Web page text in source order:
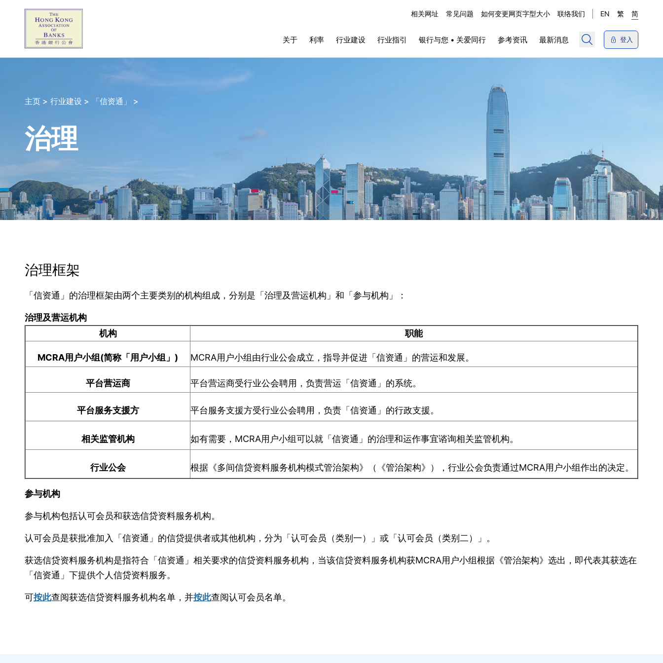
相关网址 常见问题 如何变更网页字型大小 联络我们 EN 繁 简
关于 利率 行业建设 行业指引 银行与您 • 关爱同行 参考资讯 最新消息 登入
主页 > 行业建设 > 「信资通」 >
治理
治理框架
「信资通」的治理框架由两个主要类别的机构组成，分别是「治理及营运机构」和「参与机构」：
治理及营运机构
机构
职能
MCRA用户小组(简称「用户小组」) MCRA用户小组由行业公会成立，指导并促进「信资通」的营运和发展。
平台营运商 平台营运商受行业公会聘用，负责营运「信资通」的系统。
平台服务支援方 平台服务支援方受行业公会聘用，负责「信资通」的行政支援。
相关监管机构 如有需要，MCRA用户小组可以就「信资通」的治理和运作事宜谘询相关监管机构。
行业公会 根据《多间信贷资料服务机构模式管治架构》（《管治架构》），行业公会负责通过MCRA用户小组作出的决定。
参与机构
参与机构包括认可会员和获选信贷资料服务机构。
认可会员是获批准加入「信资通」的信贷提供者或其他机构，分为「认可会员（类别一）」或「认可会员（类别二）」。
获选信贷资料服务机构是指符合「信资通」相关要求的信贷资料服务机构，当该信贷资料服务机构获MCRA用户小组根据《管治架构》选出，即代表其获选在
「信资通」下提供个人信贷资料服务。
可按此查阅获选信贷资料服务机构名单，并按此查阅认可会员名单。